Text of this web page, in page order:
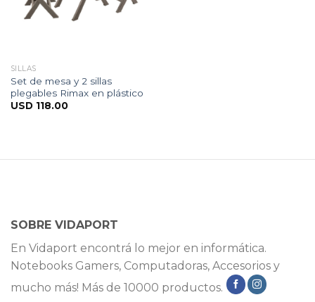
SILLAS
Set de mesa y 2 sillas
plegables Rimax en plástico
USD 118.00
SOBRE VIDAPORT
En Vidaport encontrá lo mejor en informática.
Notebooks Gamers, Computadoras, Accesorios y
mucho más! Más de 10000 productos.